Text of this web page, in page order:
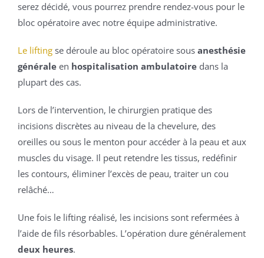
serez décidé, vous pourrez prendre rendez-vous pour le
bloc opératoire avec notre équipe administrative.
Le lifting se déroule au bloc opératoire sous anesthésie
générale en hospitalisation ambulatoire dans la
plupart des cas.
Lors de l’intervention, le chirurgien pratique des
incisions discrètes au niveau de la chevelure, des
oreilles ou sous le menton pour accéder à la peau et aux
muscles du visage. Il peut retendre les tissus, redéfinir
les contours, éliminer l’excès de peau, traiter un cou
relâché…
Une fois le lifting réalisé, les incisions sont refermées à
l’aide de fils résorbables. L’opération dure généralement
deux heures.